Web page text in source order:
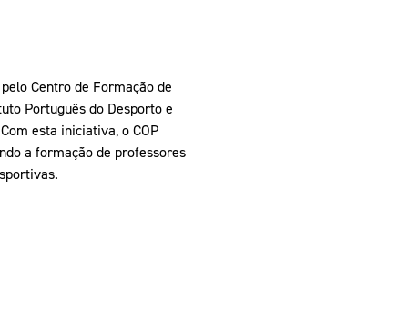
Centro de Formação de
Português do Desporto e
esta iniciativa, o COP
a formação de professores